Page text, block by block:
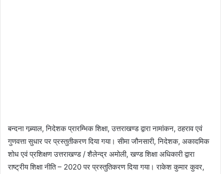
बन्दना गब्र्याल, निदेशक प्रारम्भिक शिक्षा, उत्तराखण्ड द्वारा नामांकन, ठहराव एवं
गुणवत्ता सुधार पर प्रस्तुतीकरण दिया गया। सीमा जौनसारी, निदेशक, अकादमिक
शोध एवं प्रशिक्षण उत्तराखण्ड / शैलेन्द्र अमोली, खण्ड शिक्षा अधिकारी द्वारा
राष्ट्रीय शिक्षा नीति – 2020 पर प्रस्तुतिकरण दिया गया। राकेश कुमार कुवर,